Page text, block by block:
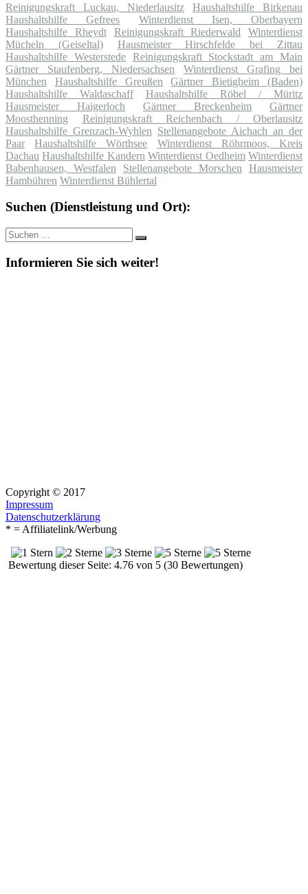
Reinigungskraft Luckau, Niederlausitz
Haushaltshilfe Birkenau
Haushaltshilfe Gefrees
Winterdienst Isen, Oberbayern
Haushaltshilfe Rheydt
Reinigungskraft Riederwald
Winterdienst
Mücheln (Geiseltal)
Hausmeister Hirschfelde bei Zittau
Haushaltshilfe Westerstede Reinigungskraft Stockstadt am Main
Gärtner Staufenberg, Niedersachsen
Winterdienst Grafing bei
München
Haushaltshilfe Greußen
Gärtner Bietigheim (Baden)
Haushaltshilfe Waldaschaff
Haushaltshilfe Röbel / Müritz
Hausmeister Haigerloch
Gärtner Breckenheim
Gärtner
Moosthenning
Reinigungskraft Reichenbach / Oberlausitz
Haushaltshilfe Grenzach-Wyhlen Stellenangebote Aichach an der
Paar
Haushaltshilfe Wörthsee
Winterdienst Röhrmoos, Kreis
Dachau Haushaltshilfe Kandern Winterdienst Oedheim Winterdienst
Babenhausen, Westfalen
Stellenangebote Morschen
Hausmeister
Hambühren Winterdienst Bühlertal
Suchen (Dienstleistung und Ort):
Suche
nach:
Suchen
Informieren Sie sich weiter!
Copyright © 2017
Impressum
Datenschutzerklärung
* = Affiliatelink/Werbung
Bewertung dieser Seite: 4.76 von 5 (30 Bewertungen)